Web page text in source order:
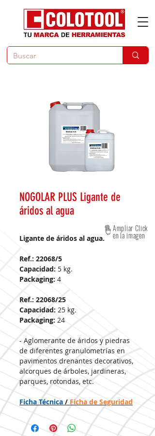
NOGOLAR PLUS Ligante de
áridos al agua
Ligante de áridos al agua.
Ref.: 22068/5
Capacidad: 5 kg.
Packaging: 4
Ref.: 22068/25
Capacidad: 25 kg.
Packaging: 24
- Aglomerante de áridos y piedras
de diferentes granulometrías en
pavimentos drenantes decorativos,
alcorques de árboles, jardineras,
parques, rotondas, etc.
Ficha Técnica / Ficha de Seguridad
Ampliar Click
en la imagen